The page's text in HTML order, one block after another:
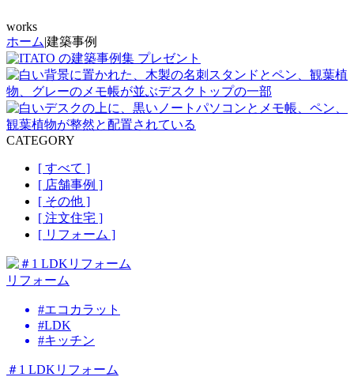
works
ホーム|建築事例
の建築事例集 プレゼント
CATEGORY
[ すべて ]
[ 店舗事例 ]
[ その他 ]
[ 注文住宅 ]
[ リフォーム ]
リフォーム
#エコカラット
#LDK
#キッチン
＃1 LDKリフォーム